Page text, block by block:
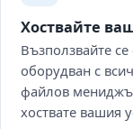
Хоствайте
Възползвайте
оборудван с
файлов
хоствате вашия